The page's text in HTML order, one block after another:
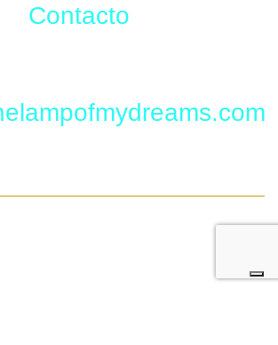
Contacto